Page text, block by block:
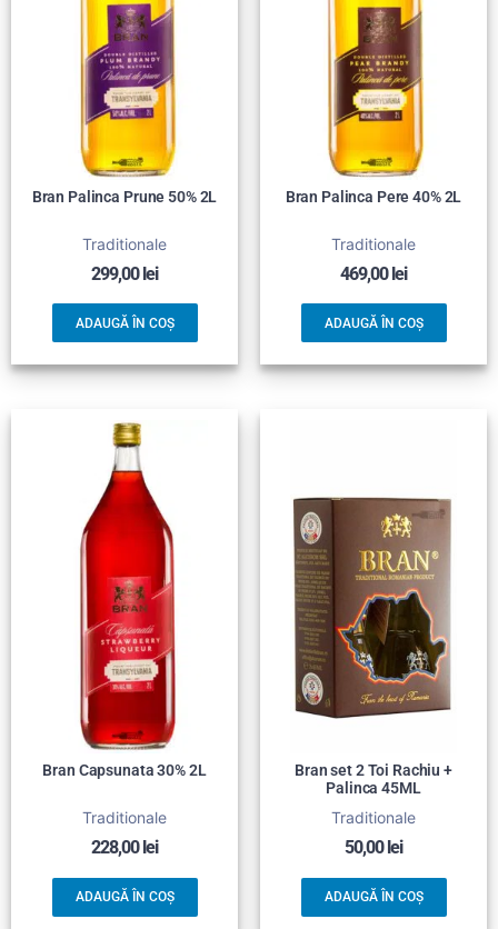
Bran Palinca Prune 50% 2L
Traditionale
299,00lei
ADAUGĂ ÎN COȘ
Bran Palinca Pere 40% 2L
Traditionale
469,00lei
ADAUGĂ ÎN COȘ
Bran Capsunata 30% 2L
Traditionale
228,00 lei
ADAUGĂ ÎN COȘ
Bran set 2 Toi Rachiu +
Palinca 45ML
Traditionale
50,00 lei
ADAUGĂ ÎN COȘ